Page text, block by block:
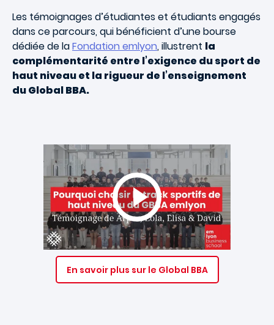
Les témoignages d’étudiantes et étudiants engagés
dans ce parcours, qui bénéficient d’une bourse
dédiée de laFondation emlyon, illustrent la
complémentarité entre l’exigence du sport de
haut niveau et la rigueur de l’enseignement
du Global BBA.
En savoir plus sur le Global BBA